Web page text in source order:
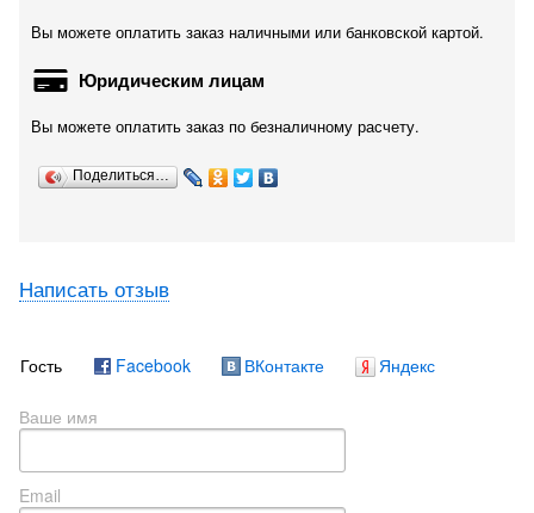
Вы можете оплатить заказ наличными или банковской картой.
Юридическим лицам
Вы можете оплатить заказ по безналичному расчету.
Поделиться…
Написать отзыв
Гость Facebook ВКонтакте Яндекс
Ваше имя
Email